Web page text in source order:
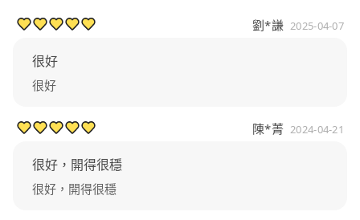
劉*謙 2025-04-07
很好
很好
陳*菁 2024-04-21
很好，開得很穩
很好，開得很穩